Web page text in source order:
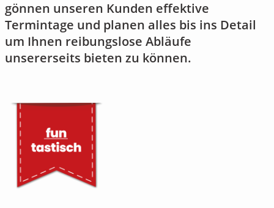
gönnen unseren Kunden effektive
Termintage und planen alles bis ins Detail
um Ihnen reibungslose Abläufe
unsererseits bieten zu können.